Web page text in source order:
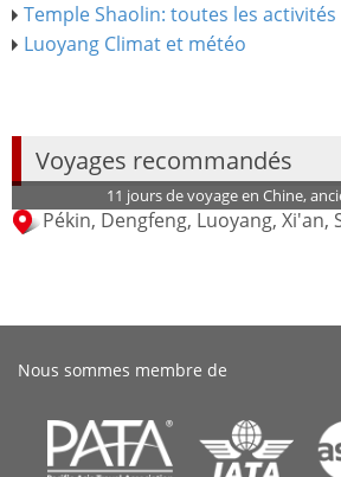
Temple Shaolin: toutes les activités
Luoyang Climat et météo
Voyages recommandés
11 jours de voyage en Chine,
Pékin, Dengfeng, Luoyang, Xi'an,
Nous sommes membre de